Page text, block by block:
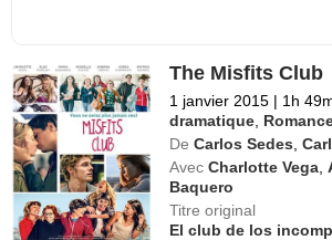
The Misfits Club
1 janvier 2015 | 1h
dramatique
De Carlos Sedes ,
Avec Charlotte Vega ,
Baquero
Titre original
El club de los